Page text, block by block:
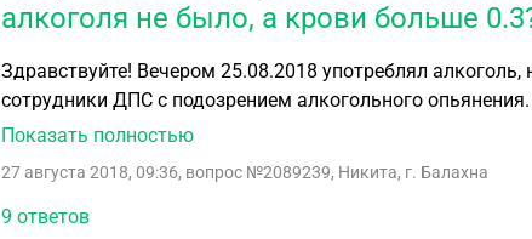
алкоголя не было, а крови больше
Здравствуйте! Вечером 25.08.2018 употреблял
сотрудники ДПС с подозрением алкогольного
освидетельствование. Первый раз алкотестер показал
кровь. Анализ показал больше 0.3 промиль. Могут ли
показывает норму, а в крови больше допустимой нормы?
Показать полностью
27 августа 2018, 09:36, вопрос №2089239, Никита, г. Балахна
9 ответов